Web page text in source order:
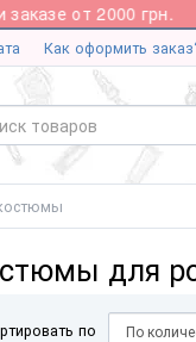
от 2000 грн.
Как оформить
для
по